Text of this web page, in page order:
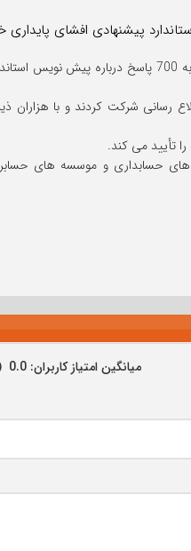
این هیئت بیش از 600 پاسخ درباره پیش نویس استاندارد افشای آب وهوا و
مشورتخواهی، نمایندگان هیئت در بیش از 400 رویداد اطلاع رسانی
تأیید می کند.
حسابداری و موسسه های
میانگین امتیاز کاربران: 0.0 (0 رای)